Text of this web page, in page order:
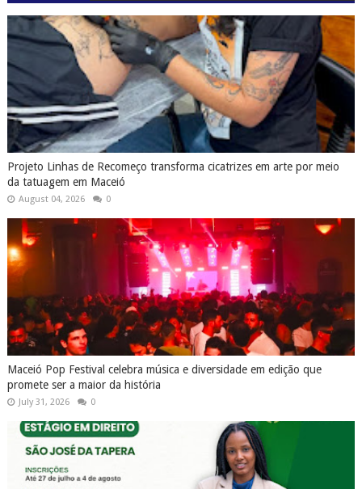
Projeto Linhas de Recomeço transforma cicatrizes em arte por meio
da tatuagem em Maceió
August 04, 2026 0
Maceió Pop Festival celebra música e diversidade em edição que
promete ser a maior da história
July 31, 2026 0